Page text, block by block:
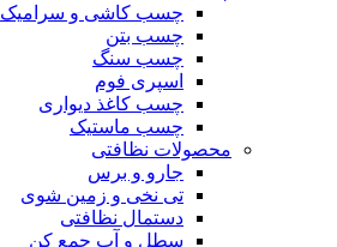
چسب کاشی و سرامیک
چسب بتن
چسب سنگ
اسپری فوم
چسب کاغذ دیواری
چسب ماستیک
محصولات نظافتی
جارو و برس
تی نخی و زمین شوی
دستمال نظافتی
سطل و آب جمع کن